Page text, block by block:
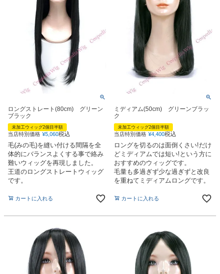
ロングストレート(80cm) グリーン
ブラック
未加工ウィッグ2個目半額
当店特別価格 ¥5,060税込
毛(みの毛)を縫い付ける間隔を全
体的にバランスよくする事で絡み
難いウィッグを再現しました。
王道のロングストレートウィッグ
です。
カートに入れる
ミディアム(50cm) グリーンブラッ
ク
未加工ウィッグ2個目半額
当店特別価格 ¥4,400税込
ロングを切るのは面倒くさい!だけ
どミディアムでは短い!という方に
おすすめのウィッグです。
毛量も多過ぎず少な過ぎずと改良
を重ねてミディアムロングです。
カートに入れる